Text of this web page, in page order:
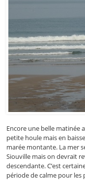
Encore une belle matinée
petite houle mais en
marée montante. La mer
Siouville mais on devrait
descendante. C’est
période de calme pour les